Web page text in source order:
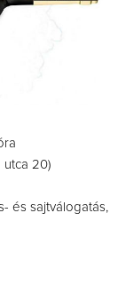
utca 20)
és sajtválogatás,